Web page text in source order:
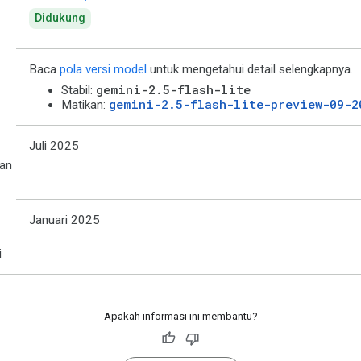
Didukung
Baca pola versi model untuk mengetahui detail selengkapnya.
Stabil: gemini-2.5-flash-lite
Matikan: gemini-2.5-flash-lite-preview-09-
Juli 2025
Januari 2025
Apakah informasi ini membantu?